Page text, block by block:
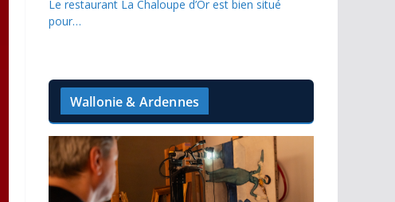
Le restaurant La Chaloupe d’Or est bien situé
pour…
Wallonie & Ardennes